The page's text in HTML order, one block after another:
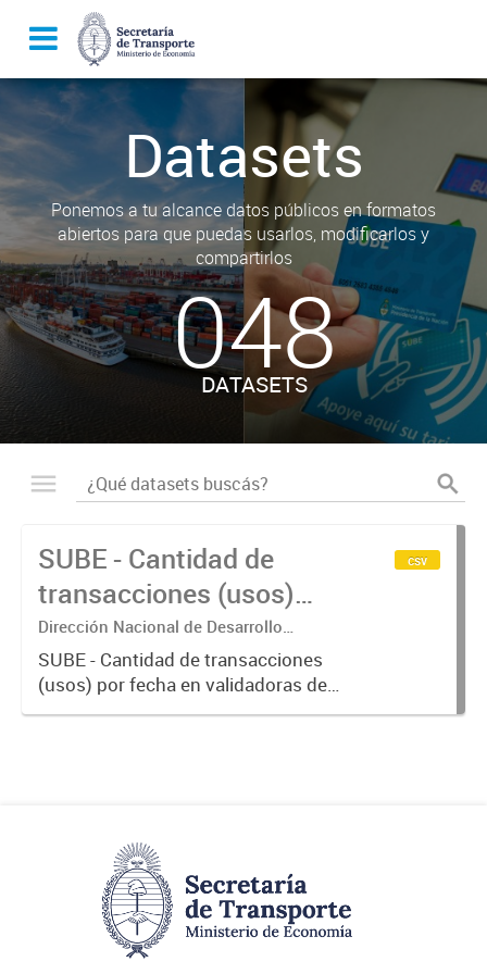
Datasets
Ponemos a tu alcance datos públicos en formatos
abiertos para que puedas usarlos, modificarlos y
compartirlos
048
DATASETS
SUBE - Cantidad de
transacciones (usos)
por fecha
Dirección Nacional de Desarrollo
Tecnológico - Ministerio de Transporte.
SUBE - Cantidad de transacciones
(usos) por fecha en validadoras de
la red SUBE.
csv